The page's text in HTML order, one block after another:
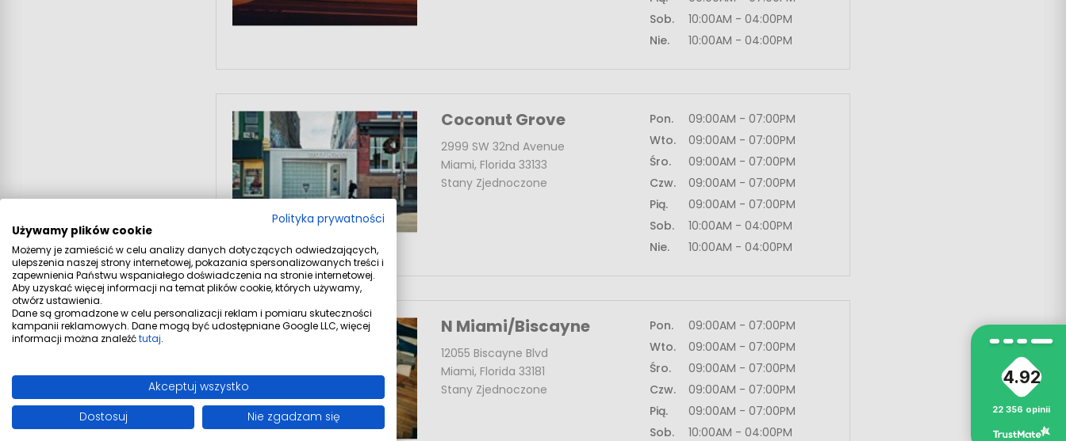
4.92
22 356 opinii
Sob.
10:00AM - 04:00PM
Nie.
10:00AM - 04:00PM
Coconut Grove
2999 SW 32nd Avenue
Miami, Florida 33133
Stany Zjednoczone
Pon.
09:00AM - 07:00PM
Wto.
09:00AM - 07:00PM
Śro.
09:00AM - 07:00PM
Czw.
09:00AM - 07:00PM
Pią.
09:00AM - 07:00PM
Sob.
10:00AM - 04:00PM
Nie.
10:00AM - 04:00PM
N Miami/Biscayne
12055 Biscayne Blvd
Miami, Florida 33181
Stany Zjednoczone
Pon.
09:00AM - 07:00PM
Wto.
09:00AM - 07:00PM
Śro.
09:00AM - 07:00PM
Czw.
09:00AM - 07:00PM
Pią.
09:00AM - 07:00PM
Sob.
10:00AM - 04:00PM
Polityka prywatności
Używamy plików cookie
Możemy je zamieścić w celu analizy danych dotyczących odwiedzających,
ulepszenia naszej strony internetowej, pokazania spersonalizowanych treści i
zapewnienia Państwu wspaniałego doświadczenia na stronie internetowej.
Aby uzyskać więcej informacji na temat plików cookie, których używamy,
otwórz ustawienia.
Dane są gromadzone w celu personalizacji reklam i pomiaru skuteczności
kampanii reklamowych. Dane mogą być udostępniane Google LLC, więcej
informacji można znaleźćtutaj.
Akceptuj wszystko
Dostosuj
Nie zgadzam się